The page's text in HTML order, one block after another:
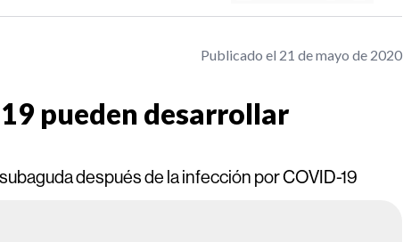
Publicado el 21 de mayo de 2020
pueden desarrollar
después de la infección por COVID-19